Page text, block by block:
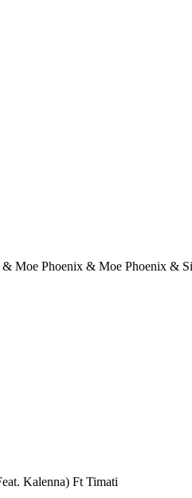
Moe Phoenix & Moe Phoenix &
Kalenna) Ft Timati